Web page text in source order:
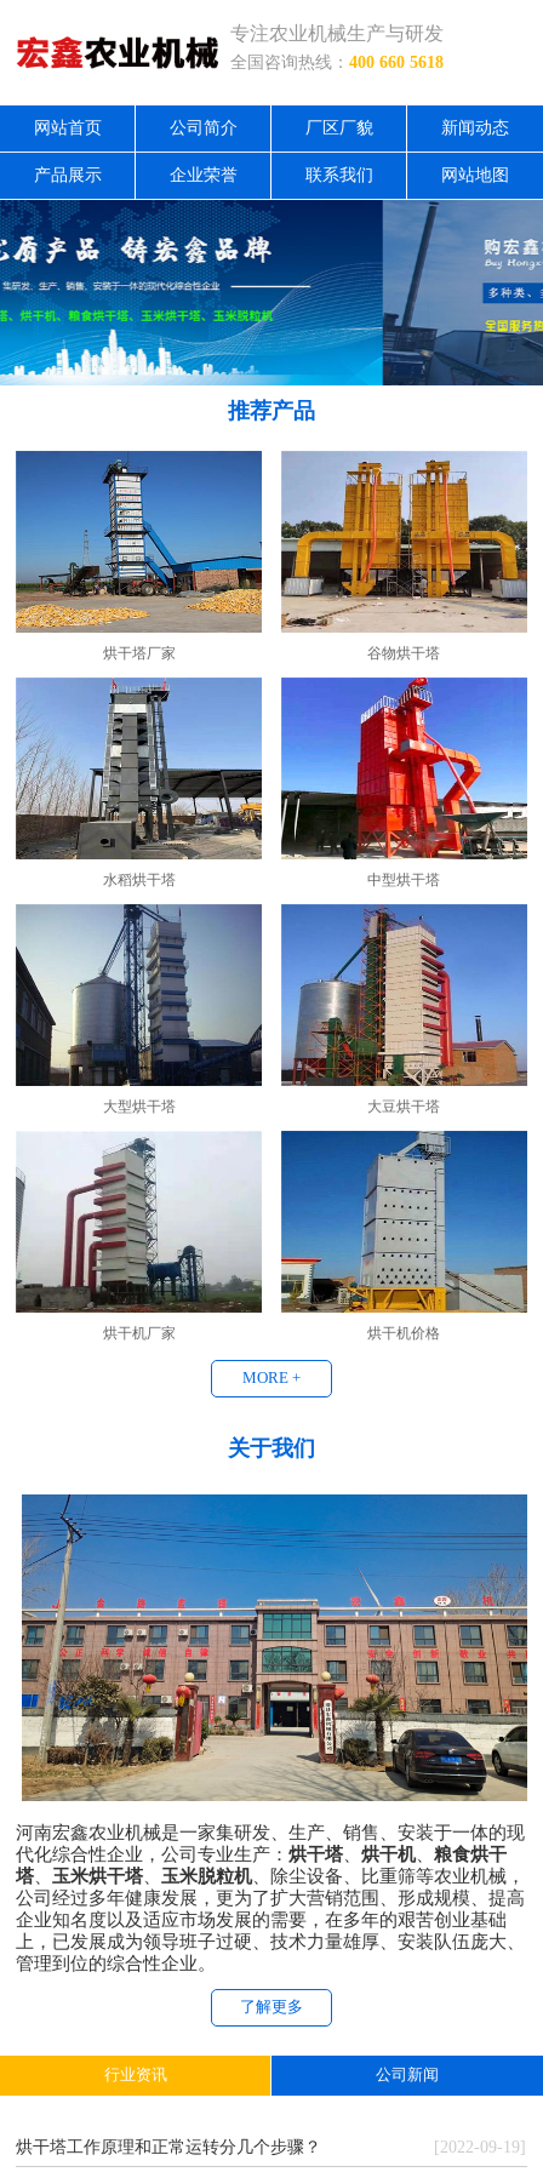
专注农业机械生产与研发
全国咨询热线：400 660 5618
网站首页 公司简介 厂区厂貌 新闻动态
产品展示 企业荣誉 联系我们 网站地图
推荐产品
烘干塔厂家 谷物烘干塔
水稻烘干塔 中型烘干塔
大型烘干塔 大豆烘干塔
烘干机厂家 烘干机价格
MORE +
关于我们
河南宏鑫农业机械是一家集研发、生产、销售、安装于一体的现
代化综合性企业，公司专业生产：烘干塔 、烘干机、粮食烘干
塔
玉米烘干塔 玉米脱粒机、除尘设备、比重筛等农业机械，
公司经过多年健康发展，更为了扩大营销范围、形成规模、提高
企业知名度以及适应市场发展的需要，在多年的艰苦创业基础
上，已发展成为领导班子过硬、技术力量雄厚、安装队伍庞大、
管理到位的综合性企业。
了解更多
行业资讯 公司新闻
烘干塔工作原理和正常运转分几个步骤？ [2022-09-19]